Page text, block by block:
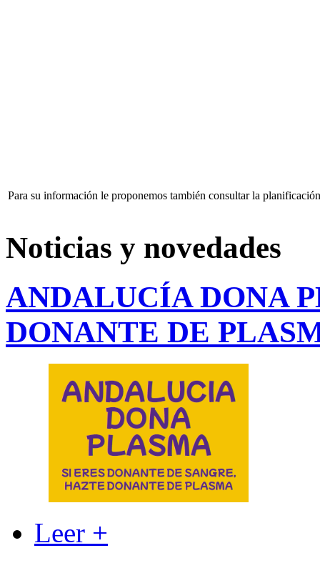
Para su información le proponemos también consultar la
Noticias y novedades
ANDALUCÍA DONA
DONANTE DE
Leer +